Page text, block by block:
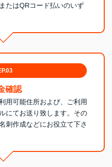
たはQRコード払いのいず
確認
用可能住所および、ご利用
にてお送り致します。その
刺作成などにお役立て下さ